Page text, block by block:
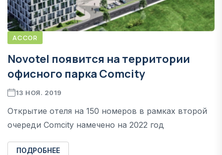
ACCOR
Novotel появится на территории
офисного парка Сomcity
13 НОЯ. 2019
Открытие отеля на 150 номеров в рамках второй
очереди Сomcity намечено на 2022 год
ПОДРОБНЕЕ